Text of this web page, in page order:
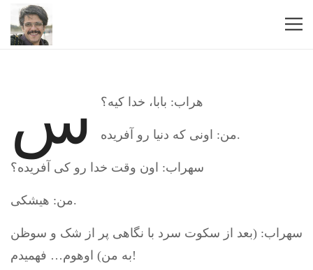
س هراب: بابا، خدا کیه؟
من: اونی که دنیا رو آفریده.
سهراب: اون وقت خدا رو کی آفریده؟
من: هیشکی.
سهراب: (بعد از سکوت سرد با نگاهی پر از شک و سوظن
به من) اوهوم… فهمیدم!